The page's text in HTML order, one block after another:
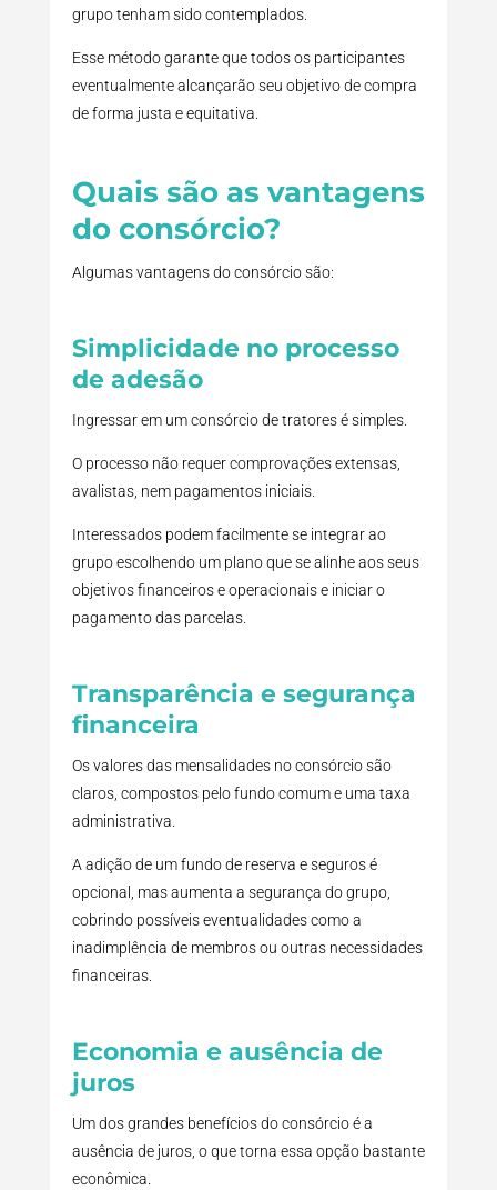
grupo tenham sido contemplados.
Esse método garante que todos os participantes
eventualmente alcançarão seu objetivo de compra
de forma justa e equitativa.
Quais são as vantagens
do consórcio?
Algumas vantagens do consórcio são:
Simplicidade no processo
de adesão
Ingressar em um consórcio de tratores é simples.
O processo não requer comprovações extensas,
avalistas, nem pagamentos iniciais.
Interessados podem facilmente se integrar ao
grupo escolhendo um plano que se alinhe aos seus
objetivos financeiros e operacionais e iniciar o
pagamento das parcelas.
Transparência e segurança
financeira
Os valores das mensalidades no consórcio são
claros, compostos pelo fundo comum e uma taxa
administrativa.
A adição de um fundo de reserva e seguros é
opcional, mas aumenta a segurança do grupo,
cobrindo possíveis eventualidades como a
inadimplência de membros ou outras necessidades
financeiras.
Economia e ausência de
juros
Um dos grandes benefícios do consórcio é a
ausência de juros, o que torna essa opção bastante
econômica.